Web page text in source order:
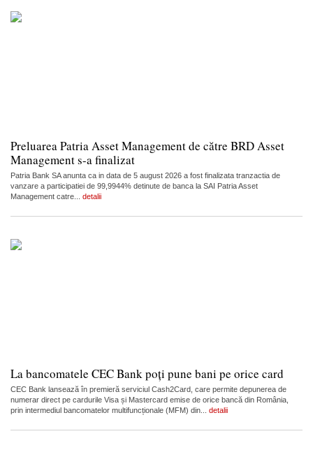
Preluarea Patria Asset Management de către BRD Asset
Management s-a finalizat
Patria Bank SA anunta ca in data de 5 august 2026 a fost finalizata tranzactia de
vanzare a participatiei de 99,9944% detinute de banca la SAI Patria Asset
Management catre... detalii
La bancomatele CEC Bank poți pune bani pe orice card
CEC Bank lansează în premieră serviciul Cash2Card, care permite depunerea de
numerar direct pe cardurile Visa și Mastercard emise de orice bancă din România,
prin intermediul bancomatelor multifuncționale (MFM) din... detalii